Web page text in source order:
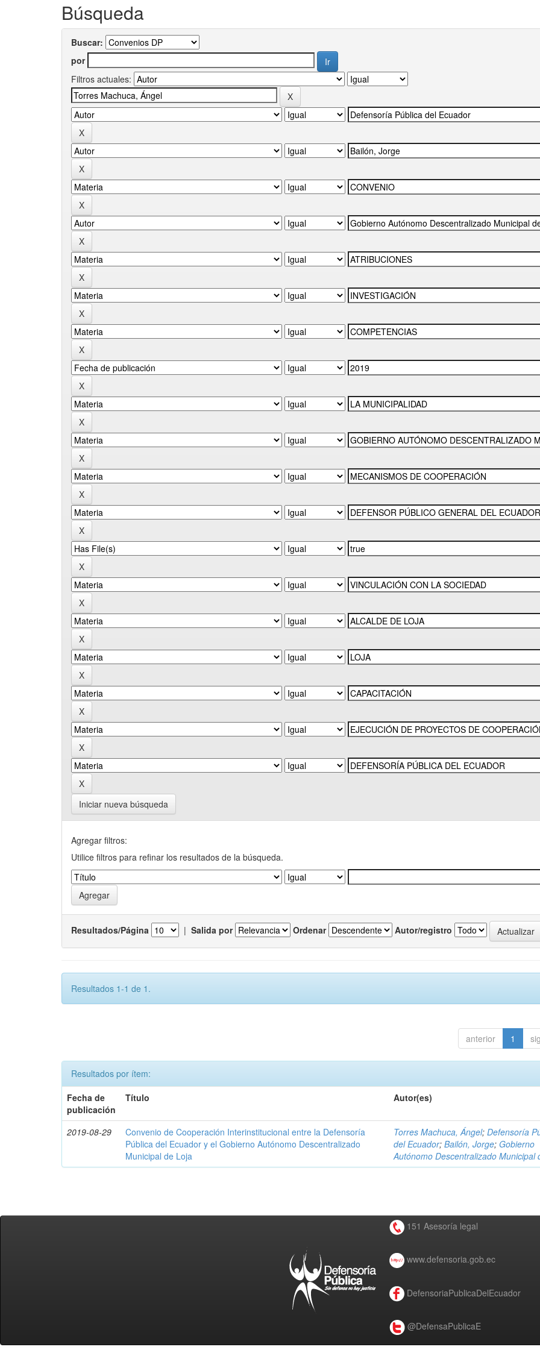
Búsqueda
Buscar:
por
Filtros actuales:
Iniciar nueva búsqueda
Agregar filtros:
Utilice filtros para refinar los resultados de la búsqueda.
Resultados/Página | Salida por Ordenar Autor/registro
Resultados 1-1 de 1.
anterior 1
Resultados por ítem:
Fecha de
publicación
Título Autor(es)
2019-08-29
Convenio de Cooperación Interinstitucional entre la Defensoría
Pública del Ecuador y el Gobierno Autónomo Descentralizado
Municipal de Loja
Torres Machuca, Ángel;Defensoría
del Ecuador;Bailón, Jorge; Gobierno
Autónomo Descentralizado Municipal
151 Asesoría legal
www.defensoria.gob.ec
DefensoriaPublicaDelEcuador
@DefensaPublicaE